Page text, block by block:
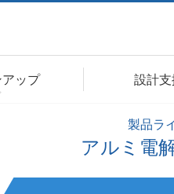
ップ 設計
製品ラ
アルミ電